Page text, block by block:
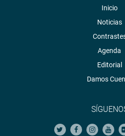
Inicio
Noticias
Agenda
Editorial
Damos